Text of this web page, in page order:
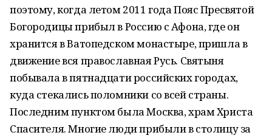
поэтому, когда летом 2011 года Пояс Пресвятой
Богородицы прибыл в Россию с Афона, где он
хранится в Ватопедском монастыре, пришла в
движение вся православная Русь. Святыня
побывала в пятнадцати российских городах,
куда стекались поломники со всей страны.
Последним пунктом была Москва, храм Христа
Спасителя. Многие люди прибыли в столицу за